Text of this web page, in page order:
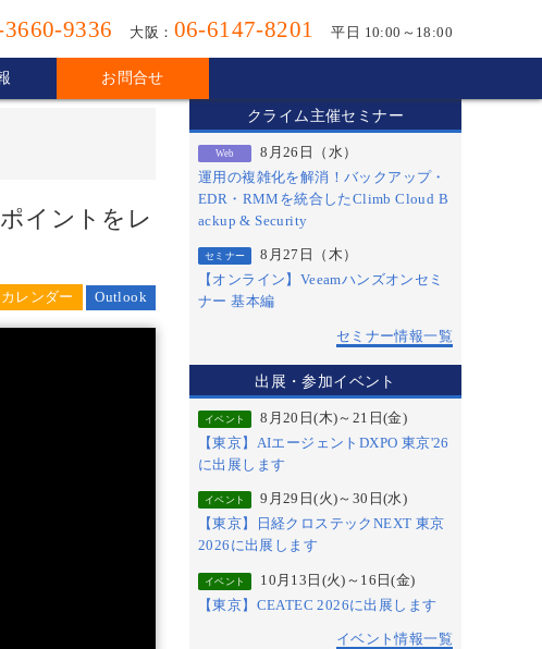
3660-9336 大阪： 06-6147-8201 平日 10:00～18:00
お問合せ
イントをレ
Outlook
クライム主催セミナー
Web
8月26日（水）
運用の複雑化を解消！バックアップ・
EDR・RMMを統合したClimb Cloud B
ackup & Security
セミナー
8月27日（木）
【オンライン】Veeamハンズオンセミ
ナー 基本編
セミナー情報一覧
出展・参加イベント
イベント
8月20日(木)～21日(金)
【東京】AIエージェントDXPO 東京'26
に出展します
イベント
9月29日(火)～30日(水)
【東京】日経クロステックNEXT 東京
2026に出展します
イベント
10月13日(火)～16日(金)
【東京】CEATEC 2026に出展します
イベント情報一覧